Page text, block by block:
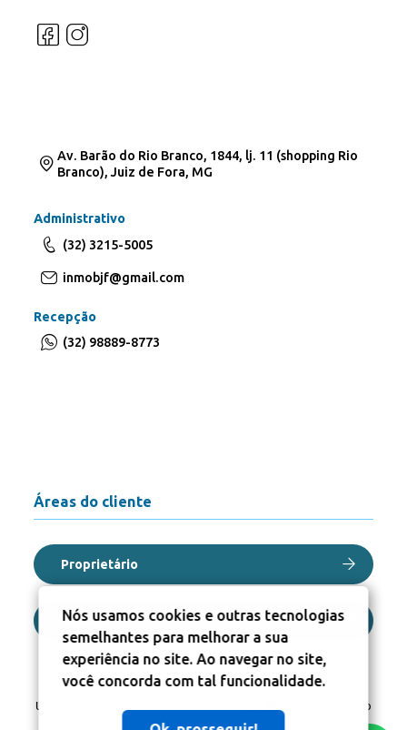
Av. Barão do Rio Branco, 1844, lj. 11 (shopping Rio
Branco), Juiz de Fora, MG
Administrativo
(32) 3215-5005
inmobjf@gmail.com
Recepção
(32) 98889-8773
Áreas do cliente
Proprietário
Inquilino
Um projeto Robustcrm.io
Nós usamos cookies e outras tecnologias
semelhantes para melhorar a sua
experiência no site. Ao navegar no site,
você concorda com tal funcionalidade.